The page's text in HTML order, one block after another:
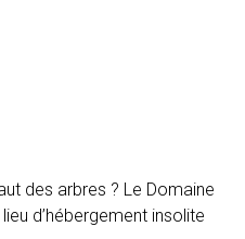
des arbres ? Le Domaine
d’hébergement insolite